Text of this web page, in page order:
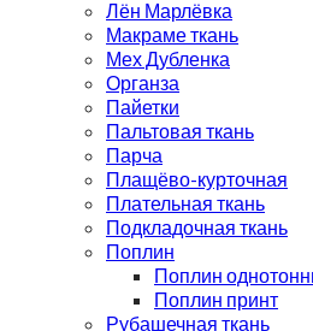
Лён Марлёвка
Макраме ткань
Мех Дубленка
Органза
Пайетки
Пальтовая ткань
Парча
Плащёво-курточная
Плательная ткань
Подкладочная ткань
Поплин
Поплин
Поплин принт
Рубашечная ткань